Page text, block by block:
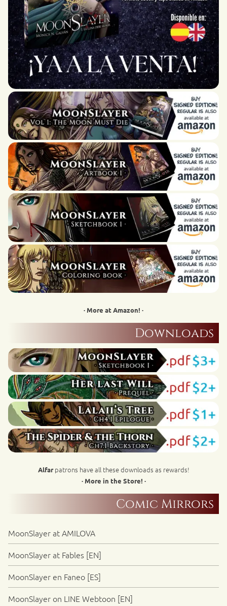
· More at Amazon! ·
Downloads
Alfarpatrons have all these downloads as rewards!
· More in the Store! ·
Comic Mirrors
MoonSlayer at AMILOVA
MoonSlayer at Fables [EN]
MoonSlayer en Faneo [ES]
MoonSlayer on LINE Webtoon [EN]